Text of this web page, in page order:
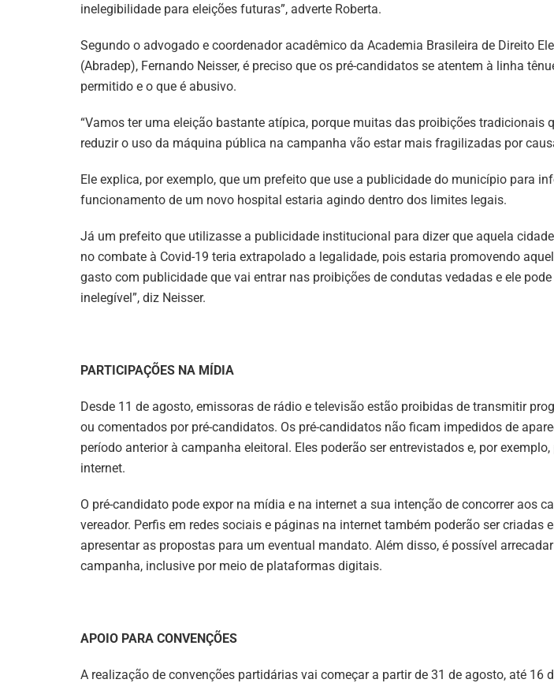
inelegibilidade para eleições futuras”, adverte Roberta.
Segundo o advogado e coordenador acadêmico da Academia Brasileira de Direito
(Abradep), Fernando Neisser, é preciso que os pré-candidatos se atentem à linha
permitido e o que é abusivo.
“Vamos ter uma eleição bastante atípica, porque muitas das proibições tradicionais
reduzir o uso da máquina pública na campanha vão estar mais fragilizadas por
Ele explica, por exemplo, que um prefeito que use a publicidade do município para
funcionamento de um novo hospital estaria agindo dentro dos limites legais.
Já um prefeito que utilizasse a publicidade institucional para dizer que aquela cidade
no combate à Covid-19 teria extrapolado a legalidade, pois estaria promovendo
gasto com publicidade que vai entrar nas proibições de condutas vedadas e ele
inelegível”, diz Neisser.
PARTICIPAÇÕES NA MÍDIA
Desde 11 de agosto, emissoras de rádio e televisão estão proibidas de transmitir
ou comentados por pré-candidatos. Os pré-candidatos não ficam impedidos de
período anterior à campanha eleitoral. Eles poderão ser entrevistados e, por
internet.
O pré-candidato pode expor na mídia e na internet a sua intenção de concorrer aos
vereador. Perfis em redes sociais e páginas na internet também poderão ser criadas
apresentar as propostas para um eventual mandato. Além disso, é possível
campanha, inclusive por meio de plataformas digitais.
APOIO PARA CONVENÇÕES
A realização de convenções partidárias vai começar a partir de 31 de agosto, até 16